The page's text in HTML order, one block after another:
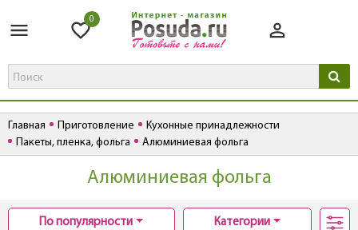
0
Главная Приготовление
Кухонные принадлежности
Пакеты, пленка, фольга
Алюминиевая фольга
Алюминиевая фольга
По популярности Категории